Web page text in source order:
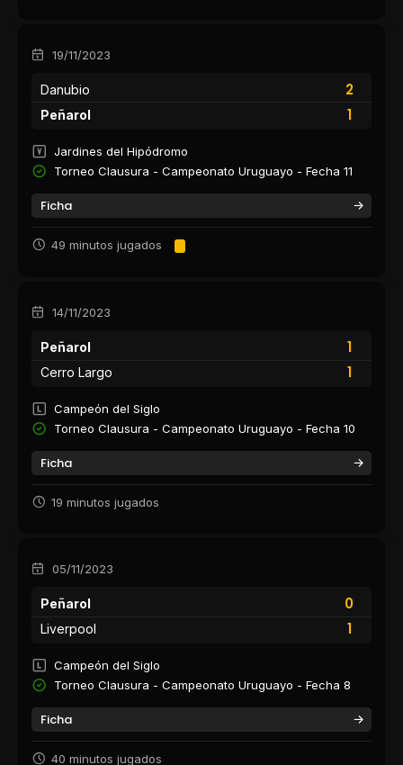
19/11/2023
Danubio
2
1
Peñarol
Jardines del Hipódromo
Torneo Clausura - Campeonato Uruguayo - Fecha 11
Ficha
49 minutos jugados
14/11/2023
Peñarol
1
1
Cerro Largo
Campeón del Siglo
Torneo Clausura - Campeonato Uruguayo - Fecha 10
Ficha
19 minutos jugados
05/11/2023
Peñarol
0
1
Liverpool
Campeón del Siglo
Torneo Clausura - Campeonato Uruguayo - Fecha 8
Ficha
40 minutos jugados